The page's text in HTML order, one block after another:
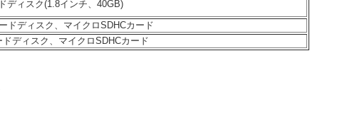
ディスク(1.8インチ、40GB)
ドディスク、マイクロSDHCカード
ドディスク、マイクロSDHCカード